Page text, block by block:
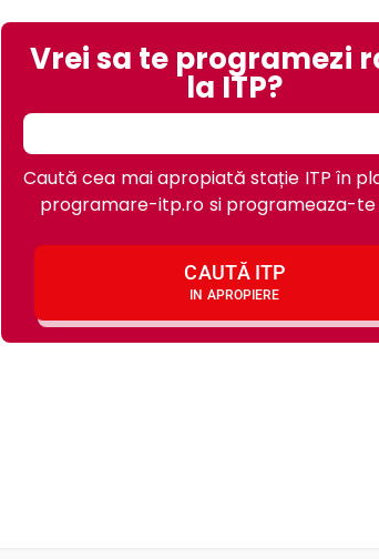
Vrei sa te programezi
la ITP?
Caută cea mai apropiată stație ITP în
programare-itp.ro si programeaza-te
CAUTĂ ITP
IN APROPIERE